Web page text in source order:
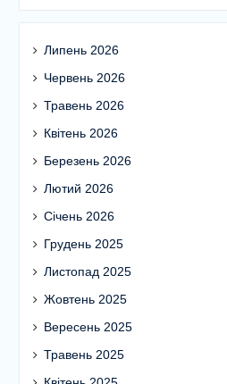
Липень 2026
Червень 2026
Травень 2026
Квітень 2026
Березень 2026
Лютий 2026
Січень 2026
Грудень 2025
Листопад 2025
Жовтень 2025
Вересень 2025
Травень 2025